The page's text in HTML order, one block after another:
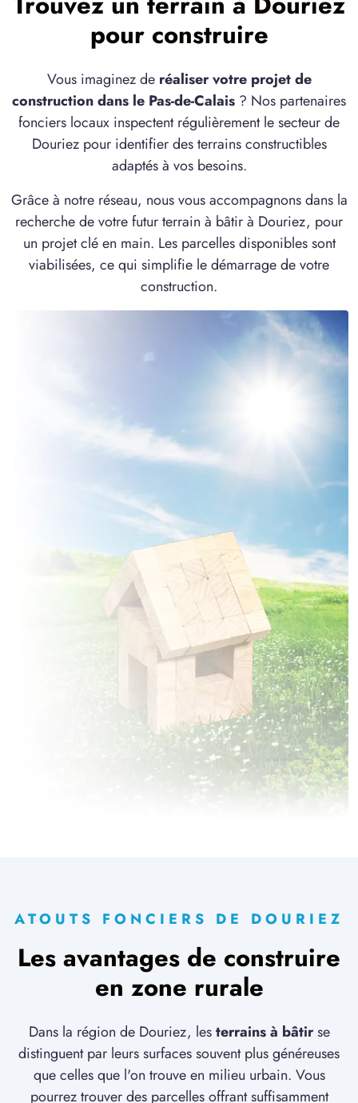
Maresquel-Ecquemicourt(62990)
4 TERRAINS CONSTRUCTIBLES
Nampont(80120)
2 TERRAINS CONSTRUCTIBLES
Ponthoile (80860)
11 TERRAINS CONSTRUCTIBLES
1 TERRAIN CONSTRUCTIBLE
àSorrus(62170)
1 TERRAIN CONSTRUCTIBLE
(80150)
pour construire
Vous imaginez de réaliser votre projet de
construction dans le Pas-de-Calais ? Nos partenaires
fonciers locaux inspectent régulièrement le secteur de
Douriez pour identifier des terrains constructibles
adaptés à vos besoins.
Grâce à notre réseau, nous vous accompagnons dans la
recherche de votre futur terrain à bâtir à Douriez, pour
un projet clé en main. Les parcelles disponibles sont
viabilisées, ce qui simplifie le démarrage de votre
construction.
ATOUTS FONCIERS DE DOURIEZ
Les avantages de construire
en zone rurale
Dans la région de Douriez, lesterrains à bâtirse
distinguent par leurs surfaces souvent plus généreuses
que celles que l'on trouve en milieu urbain. Vous
pourrez trouver des parcelles offrant suffisamment